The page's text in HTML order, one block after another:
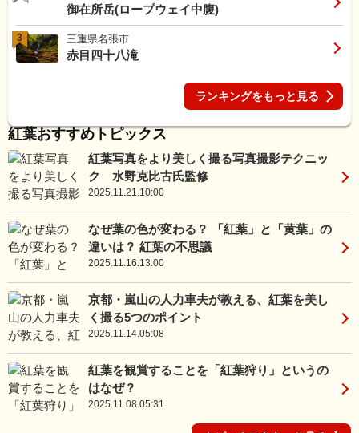
御在所岳(ロープウェイ中腹)
3 三重県名張市
赤目四十八滝
ランキングをもっと見る
紅葉おすすめトピックス
紅葉写真をより美しく撮る写真撮影テクニッ
ク 水野克比古氏監修
2025.11.21.10:00
なぜ葉の色が変わる？ 「紅葉」と「黄葉」の
違いは？ 紅葉の不思議
2025.11.16.13:00
京都・嵐山の人力車夫が教える、紅葉を美し
く撮る5つのポイント
2025.11.14.05:08
紅葉を観賞することを「紅葉狩り」というの
はなぜ？
2025.11.08.05:31